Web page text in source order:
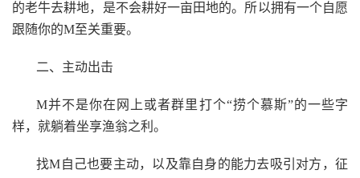
的老牛去耕地，是不会耕好一亩田地的。所以拥有一个自愿
跟随你的M至关重要。
二、主动出击
M并不是你在网上或者群里打个“捞个慕斯”的一些字
样，就躺着坐享渔翁之利。
找M自己也要主动，以及靠自身的能力去吸引对方，征